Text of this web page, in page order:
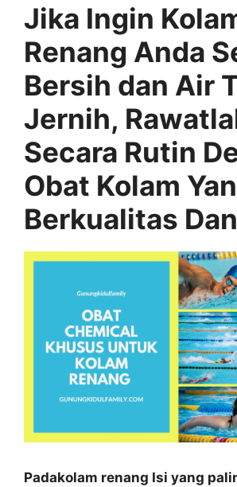
Jika Ingin
Renang Anda
Bersih dan Air
Jernih,
Secara Rutin
Obat Kolam
Berkualitas
Padakolam renang Isi yang